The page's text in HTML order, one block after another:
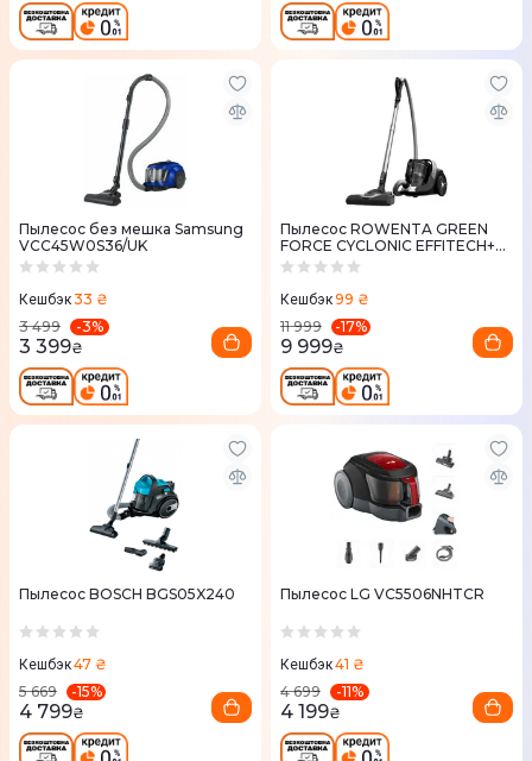
Пылесос без мешка Samsung
VCC45W0S36/UK
Кешбэк33 ₴
3 499
-3%
3 399₴
Пылесос ROWENTA GREEN
FORCE CYCLONIC EFFITECH+
RO7C66EA
Кешбэк99 ₴
11 999
-17%
9 999₴
Пылесос BOSCH BGS05X240
Кешбэк47 ₴
5 669
-15%
4 799₴
Пылесос LG VC5506NHTCR
Кешбэк41 ₴
4 699
-11%
4 199₴